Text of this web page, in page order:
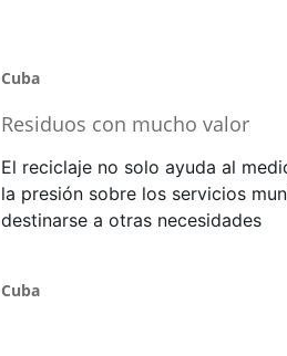
Cuba
Residuos con mucho valor
El reciclaje no solo ayuda al
la presión sobre los servicios
destinarse a otras necesidades
Cuba